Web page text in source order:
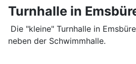
Turnhalle in
Die "kleine" Turnhalle in
neben der Schwimmhalle.